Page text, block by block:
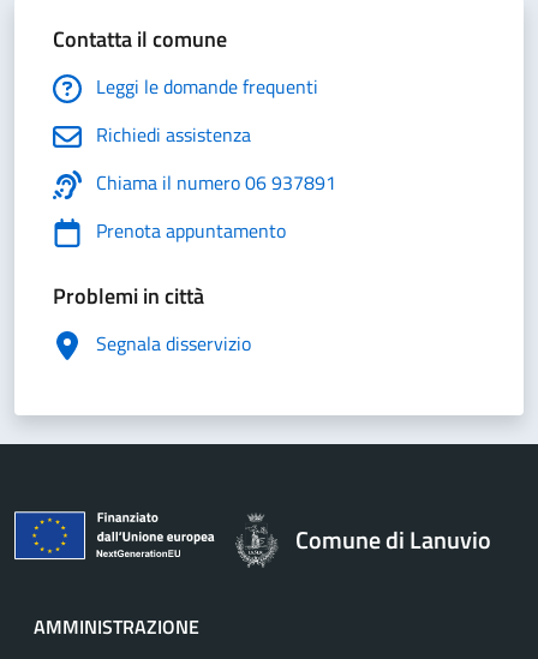
Contatta il comune
Leggi le domande frequenti
Richiedi assistenza
Chiama il numero 06 937891
Prenota appuntamento
Problemi in città
Segnala disservizio
Comune di Lanuvio
AMMINISTRAZIONE